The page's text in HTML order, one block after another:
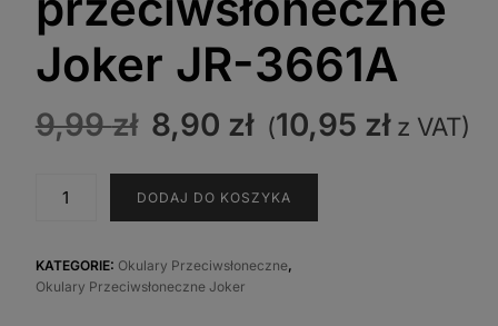
Joker JR-3661A
9,99zł Pierwotna
wynosiła:
9,99 zł.
8,90 zł Aktualna
wynosi:
8,90 zł.
(10,95 złz VAT)
Joker
JR-
DODAJ DO KOSZYKA
KATEGORIE: Okulary Przeciwsłoneczne,
Okulary Przeciwsłoneczne Joker